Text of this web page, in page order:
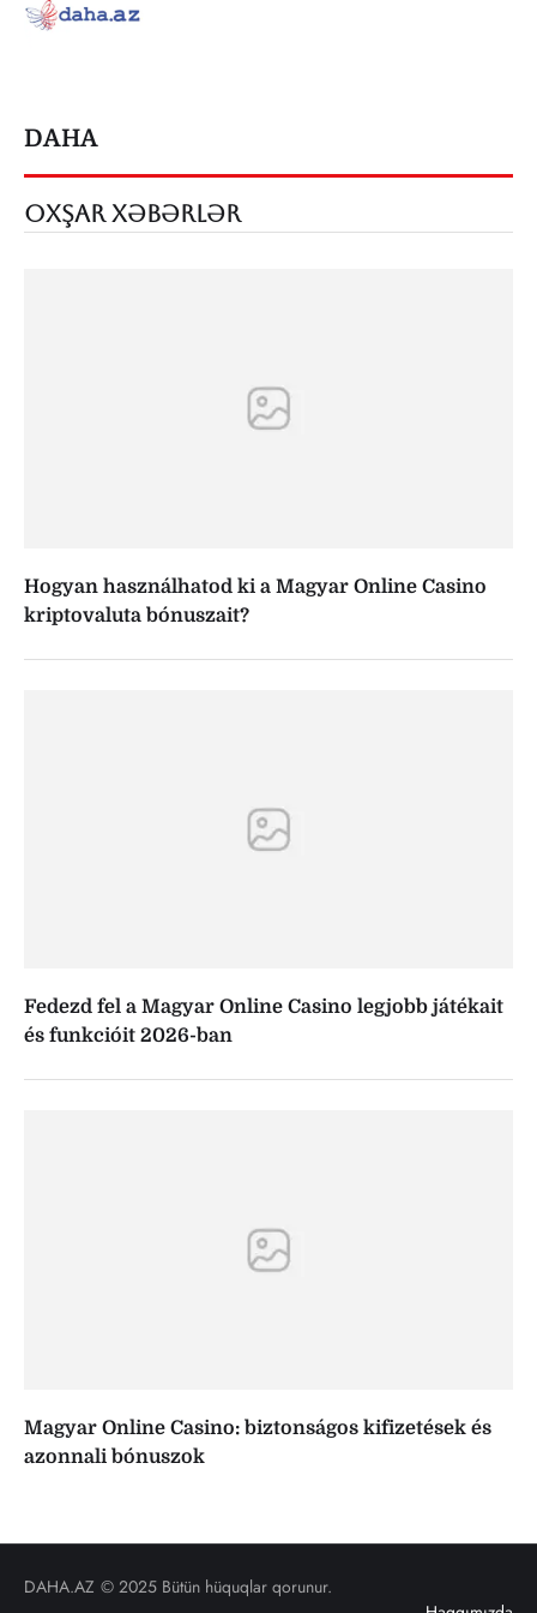
DAHA
OXŞAR XƏBƏRLƏR
Hogyan használhatod ki a Magyar Online Casino
kriptovaluta bónuszait?
Fedezd fel a Magyar Online Casino legjobb játékait
és funkcióit 2026-ban
Magyar Online Casino: biztonságos kifizetések és
azonnali bónuszok
DAHA.AZ © 2025 Bütün hüquqlar qorunur.